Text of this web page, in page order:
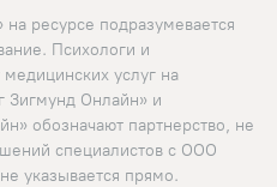
ресурсе подразумевается
Психологи и
услуг на
Зигмунд Онлайн» и
обозначают партнерство, не
специалистов с ООО
указывается прямо.